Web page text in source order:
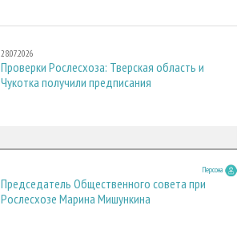
28.07.2026
Проверки Рослесхоза: Тверская область и
Чукотка получили предписания
Персона
Председатель Общественного совета при
Рослесхозе Марина Мишункина